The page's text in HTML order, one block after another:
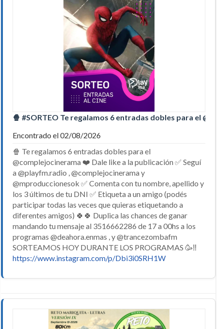
🍿 #SORTEO Te regalamos 6 entradas dobles para el
Encontrado el 02/08/2026
🍿 Te regalamos 6 entradas dobles para el
@complejocinerama ❤️ Dale like a la publicación ✅ Seguí
a @playfm.radio , @complejocinerama y
@mproduccionesok ✅ Comenta con tu nombre, apellido y
los 3 últimos de tu DNI ✅ Etiqueta a un amigo (podés
participar todas las veces que quieras etiquetando a
diferentes amigos) 🍀🍀 Duplica las chances de ganar
mandando tu mensaje al 3516662286 de 17 a 00hs a los
programas @deahora.enmas , y @trancezombafm
SORTEAMOS HOY DURANTE LOS PROGRAMAS 🥳‼️
https://www.instagram.com/p/Dbi3i0SRH1W